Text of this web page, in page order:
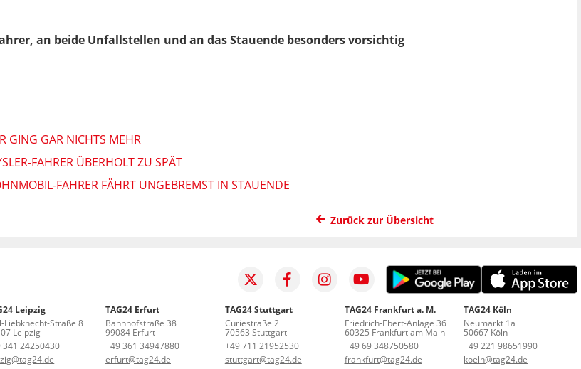
an beide Unfallstellen und an das Stauende besonders vorsichtig
GING GAR NICHTS MEHR
FAHRER ÜBERHOLT ZU SPÄT
FAHRER FÄHRT UNGEBREMST IN STAUENDE
Zurück zur Übersicht
Leipzig
Liebknecht-Straße 8
Leipzig
341 24250430
TAG24 Erfurt
Bahnhofstraße 38
99084 Erfurt
+49 361 34947880
erfurt@tag24.de
TAG24 Stuttgart
Curiestraße 2
70563 Stuttgart
+49 711 21952530
stuttgart@tag24.de
TAG24 Frankfurt a. M.
Friedrich-Ebert-Anlage 36
60325 Frankfurt am Main
+49 69 348750580
frankfurt@tag24.de
TAG24 Köln
Neumarkt 1a
50667 Köln
+49 221 98651990
koeln@tag24.de